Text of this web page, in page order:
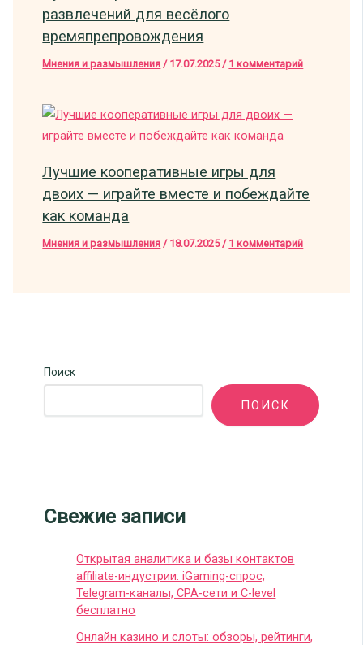
развлечений для весёлого
времяпрепровождения
Мнения и размышления / 17.07.2025 / 1 комментарий
Лучшие кооперативные игры для
двоих — играйте вместе и побеждайте
как команда
Мнения и размышления / 18.07.2025/ 1 комментарий
Поиск
ПОИСК
Свежие записи
Открытая аналитика и базы контактов
affiliate-индустрии: iGaming-спрос,
Telegram-каналы, CPA-сети и C-level
бесплатно
Онлайн казино и слоты: обзоры, рейтинги,